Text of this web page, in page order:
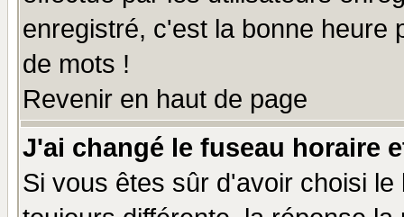
enregistré, c'est la bonne heure
de mots !
Revenir en haut de page
J'ai changé le fuseau horaire
Si vous êtes sûr d'avoir choisi